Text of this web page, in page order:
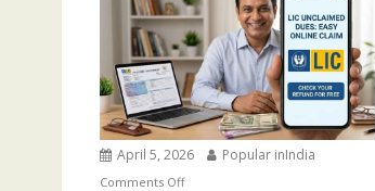
April 5, 2026 Popular inIndia
Comments Offon